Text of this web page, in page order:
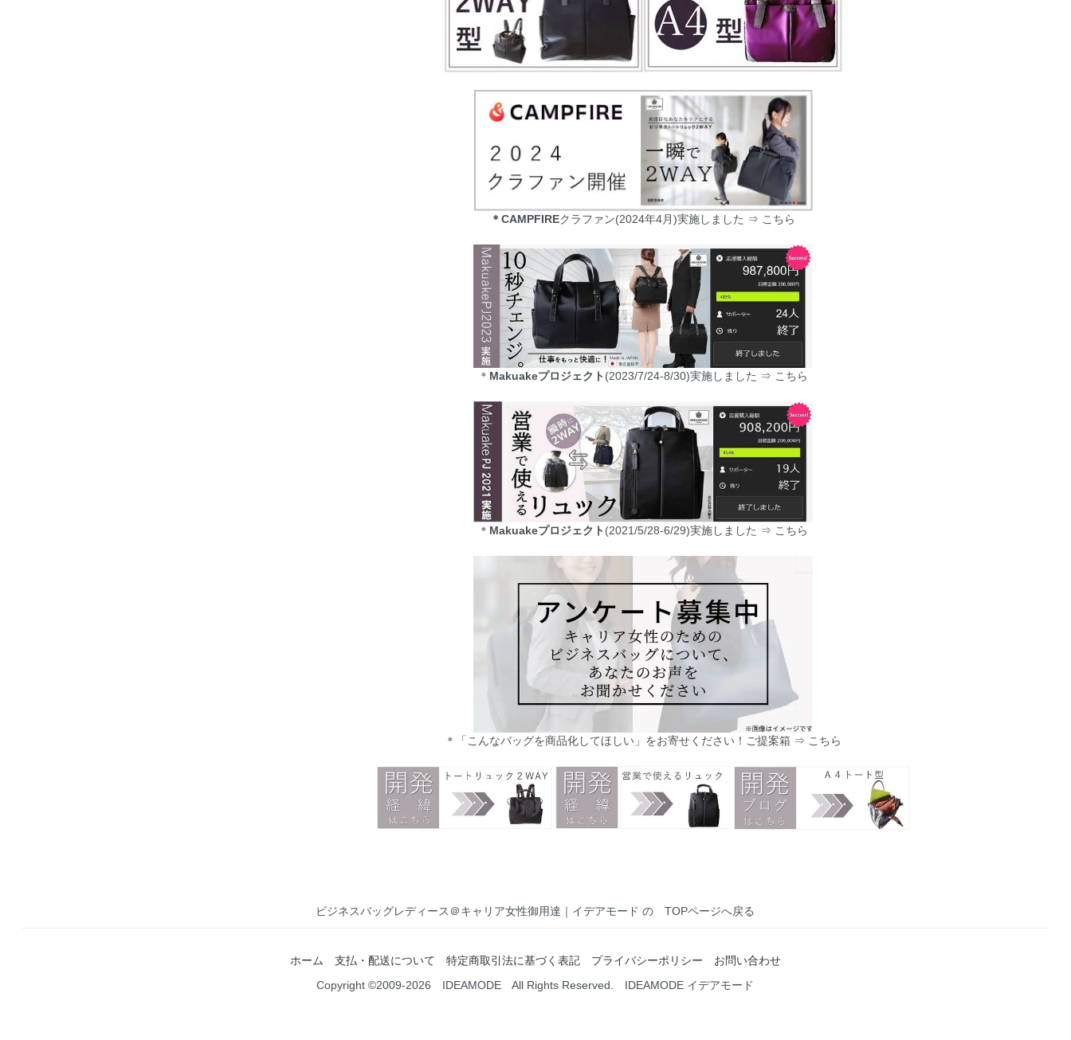
＊CAMPFIREクラファン(2024年4月)実施しました ⇒ こちら
＊ Makuakeプロジェクト (2023/7/24-8/30)実施しました ⇒ こちら
＊ Makuakeプロジェクト (2021/5/28-6/29)実施しました ⇒ こちら
＊「こんなバッグを商品化してほしい」をお寄せください！ご提案箱 ⇒ こちら
ビジネスバッグレディース＠キャリア女性御用達｜イデアモード の TOPページへ戻る
ホーム 支払・配送について 特定商取引法に基づく表記 プライバシーポリシー
お問い合わせ
Copyright ©2009-2026 IDEAMODE All Rights Reserved. IDEAMODE イデアモード